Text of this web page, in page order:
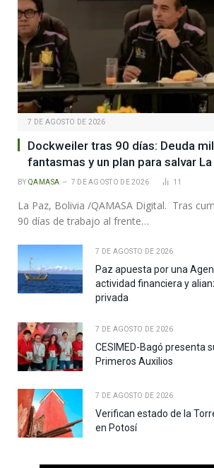
7 DE AGOSTO DE 2026
Dockweiler tras 90 días: Deuda
fantasmas y un plan para salvar La
BY QAMASA 7 DE AGOSTO DE 2026 11
La Paz, Bolivia /QAMASA Digital. Tras
90 días de trabajo al frente…
7 DE AGOSTO DE 2026
Paz apuesta por una
actividad financiera y
privada
7 DE AGOSTO DE 2026
CESIMED-Bagó presenta
Primeros Auxilios
7 DE AGOSTO DE 2026
Verifican estado de la
en Potosí